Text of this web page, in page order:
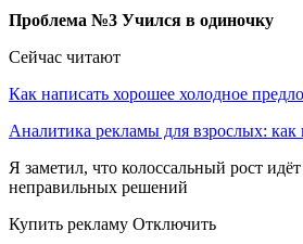
Проблема №3 Учился в одиночку
Сейчас читают
Как написать хорошее холодное
Аналитика рекламы для взрослых:
Я заметил, что колоссальный рост
неправильных решений
Купить рекламу Отключить